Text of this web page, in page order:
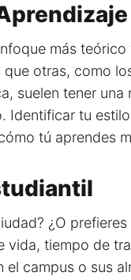
más
otras, como
suelen tener
Identificar tu
tú aprendes
¿O
vida, tiempo de
campus o sus